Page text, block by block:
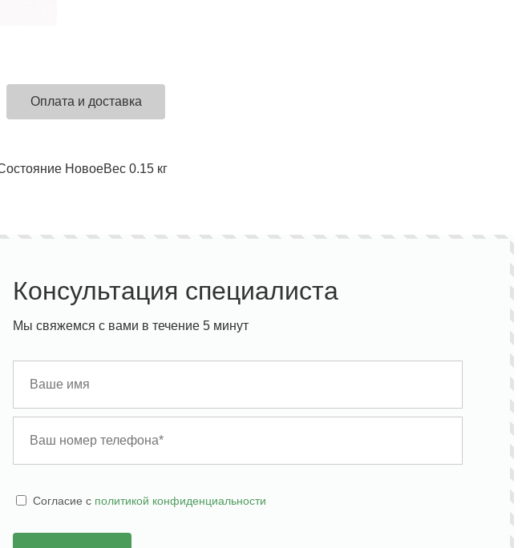
АКЦИЯ! Полукомбинезон рыбацкий
Оплата и доставка
НовоеВес 0.15 кг
Консультация специалиста
Мы свяжемся с вами в течение 5 минут
Cогласие с политикой конфиденциальности